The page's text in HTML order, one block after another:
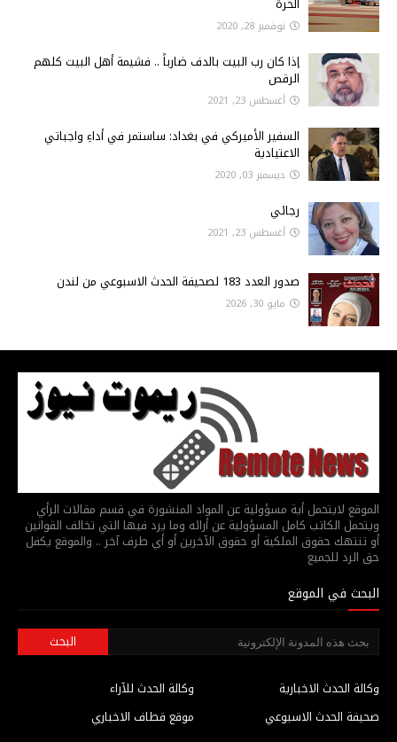
نوفمبر 28, 2020
إذا كان رب البيت بالدف ضارباً .. فشيمة أهل البيت كلهم
الرقص
أغسطس 23, 2021
السفير الأميركي في بغداد: ساستمر في أداءِ واجباتي
الاعتيادية
ديسمبر 03, 2020
رجائي
أغسطس 23, 2021
صدور العدد 183 لصحيفة الحدث الاسبوعي من لندن
مايو 30, 2026
الموقع لايتحمل أية مسؤولية عن المواد المنشورة في قسم مقالات الرأي
ويتحمل الكاتب كامل المسؤولية عن أرائه وما يرد فيها التي تخالف القوانين
أو تنتهك حقوق الملكية أو حقوق الآخرين أو أي طرف آخر .. والموقع يكفل
حق الرد للجميع
البحث في الموقع
وكالة الحدث للآراء
وكالة الحدث الاخبارية
موقع قطاف الاخباري
صحيفة الحدث الاسبوعي